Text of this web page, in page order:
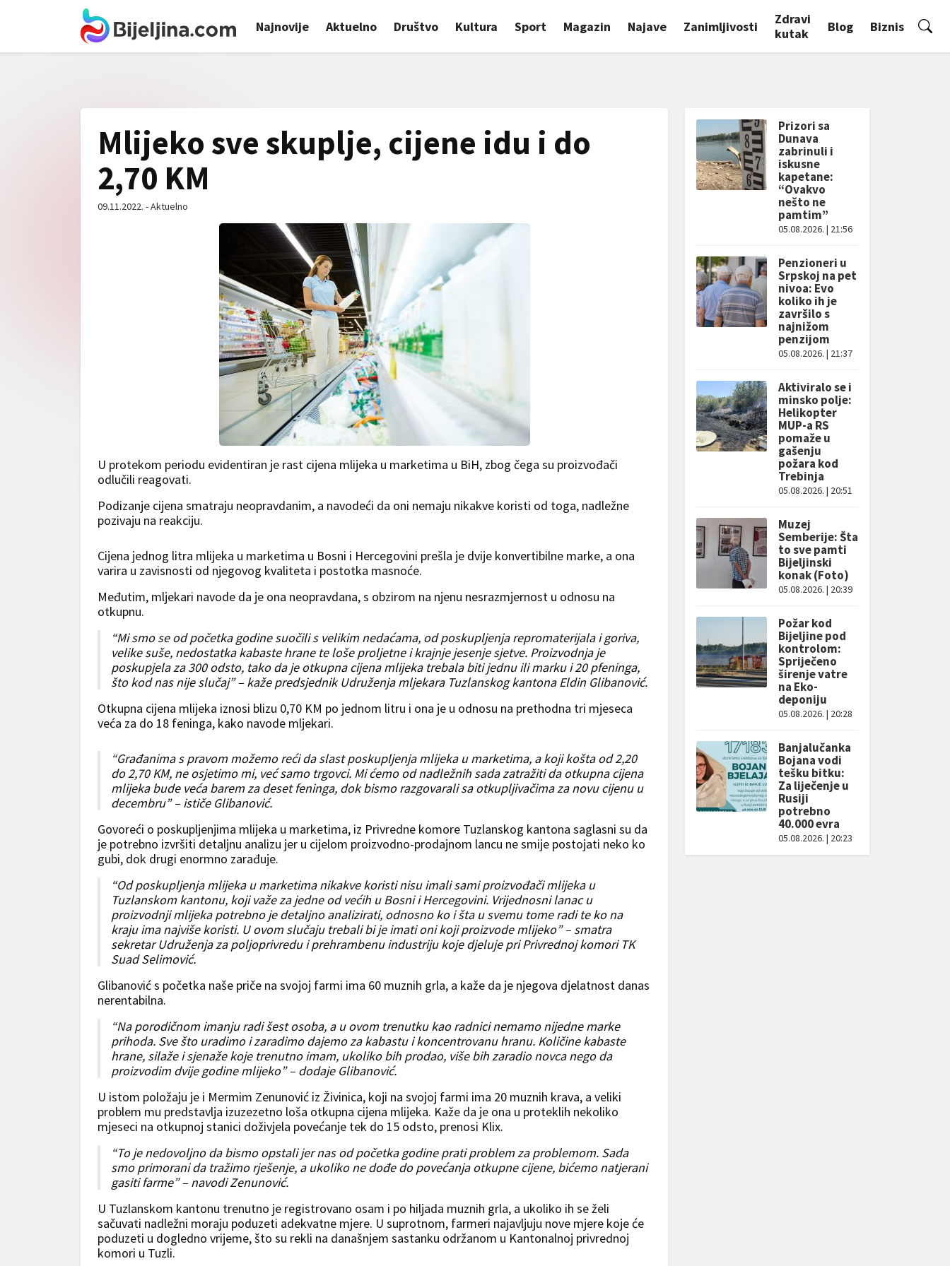
Najnovije Aktuelno Društvo Kultura Sport Magazin Najave Zanimljivosti
Zdravi
kutak
Blog Biznis
Mlijeko sve skuplje, cijene idu i do
2,70 KM
09.11.2022. - Aktuelno
U protekom periodu evidentiran je rast cijena mlijeka u marketima u BiH, zbog čega su proizvođači
odlučili reagovati.
Podizanje cijena smatraju neopravdanim, a navodeći da oni nemaju nikakve koristi od toga, nadležne
pozivaju na reakciju.
Cijena jednog litra mlijeka u marketima u Bosni i Hercegovini prešla je dvije konvertibilne marke, a ona
varira u zavisnosti od njegovog kvaliteta i postotka masnoće.
Međutim, mljekari navode da je ona neopravdana, s obzirom na njenu nesrazmjernost u odnosu na
otkupnu.
“Mi smo se od početka godine suočili s velikim nedaćama, od poskupljenja repromaterijala i goriva,
velike suše, nedostatka kabaste hrane te loše proljetne i krajnje jesenje sjetve. Proizvodnja je
poskupjela za 300 odsto, tako da je otkupna cijena mlijeka trebala biti jednu ili marku i 20 pfeninga,
što kod nas nije slučaj” – kaže predsjednik Udruženja mljekara Tuzlanskog kantona Eldin Glibanović.
Otkupna cijena mlijeka iznosi blizu 0,70 KM po jednom litru i ona je u odnosu na prethodna tri mjeseca
veća za do 18 feninga, kako navode mljekari.
“Građanima s pravom možemo reći da slast poskupljenja mlijeka u marketima, a koji košta od 2,20
do 2,70 KM, ne osjetimo mi, već samo trgovci. Mi ćemo od nadležnih sada zatražiti da otkupna cijena
mlijeka bude veća barem za deset feninga, dok bismo razgovarali sa otkupljivačima za novu cijenu u
decembru” – ističe Glibanović.
Govoreći o poskupljenjima mlijeka u marketima, iz Privredne komore Tuzlanskog kantona saglasni su da
je potrebno izvršiti detaljnu analizu jer u cijelom proizvodno-prodajnom lancu ne smije postojati neko ko
gubi, dok drugi enormno zarađuje.
“Od poskupljenja mlijeka u marketima nikakve koristi nisu imali sami proizvođači mlijeka u
Tuzlanskom kantonu, koji važe za jedne od većih u Bosni i Hercegovini. Vrijednosni lanac u
proizvodnji mlijeka potrebno je detaljno analizirati, odnosno ko i šta u svemu tome radi te ko na
kraju ima najviše koristi. U ovom slučaju trebali bi je imati oni koji proizvode mlijeko” – smatra
sekretar Udruženja za poljoprivredu i prehrambenu industriju koje djeluje pri Privrednoj komori TK
Suad Selimović.
Glibanović s početka naše priče na svojoj farmi ima 60 muznih grla, a kaže da je njegova djelatnost danas
nerentabilna.
“Na porodičnom imanju radi šest osoba, a u ovom trenutku kao radnici nemamo nijedne marke
prihoda. Sve što uradimo i zaradimo dajemo za kabastu i koncentrovanu hranu. Količine kabaste
hrane, silaže i sjenaže koje trenutno imam, ukoliko bih prodao, više bih zaradio novca nego da
proizvodim dvije godine mlijeko” – dodaje Glibanović.
U istom položaju je i Mermim Zenunović iz Živinica, koji na svojoj farmi ima 20 muznih krava, a veliki
problem mu predstavlja izuzezetno loša otkupna cijena mlijeka. Kaže da je ona u proteklih nekoliko
mjeseci na otkupnoj stanici doživjela povećanje tek do 15 odsto, prenosi Klix.
“To je nedovoljno da bismo opstali jer nas od početka godine prati problem za problemom. Sada
smo primorani da tražimo rješenje, a ukoliko ne dođe do povećanja otkupne cijene, bićemo natjerani
gasiti farme” – navodi Zenunović.
U Tuzlanskom kantonu trenutno je registrovano osam i po hiljada muznih grla, a ukoliko ih se želi
sačuvati nadležni moraju poduzeti adekvatne mjere. U suprotnom, farmeri najavljuju nove mjere koje će
poduzeti u dogledno vrijeme, što su rekli na današnjem sastanku održanom u Kantonalnoj privrednoj
komori u Tuzli.
Prizori sa
Dunava
zabrinuli i
iskusne
kapetane:
“Ovakvo
nešto ne
pamtim”
05.08.2026. | 21:56
Penzioneri u
Srpskoj na pet
nivoa: Evo
koliko ih je
završilo s
najnižom
penzijom
05.08.2026. | 21:37
Aktiviralo se i
minsko polje:
Helikopter
MUP-a RS
pomaže u
gašenju
požara kod
Trebinja
05.08.2026. | 20:51
Muzej
Semberije: Šta
to sve pamti
Bijeljinski
konak (Foto)
05.08.2026. | 20:39
Požar kod
Bijeljine pod
kontrolom:
Spriječeno
širenje vatre
na Eko-
deponiju
05.08.2026. | 20:28
Banjalučanka
Bojana vodi
tešku bitku:
Za liječenje u
Rusiji
potrebno
40.000 evra
05.08.2026. | 20:23